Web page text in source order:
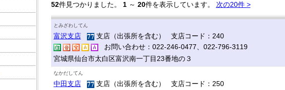
52件見つかりました。 1～ 20件を表示しています。 次の20件 >
とみざわしてん
富沢支店
支店（出張所を含む） 支店コード：240
お問い合わせ：022-246-0477、022-796-3119
宮城県仙台市太白区富沢南一丁目23番地の３
なかだしてん
中田支店
支店（出張所を含む） 支店コード：250